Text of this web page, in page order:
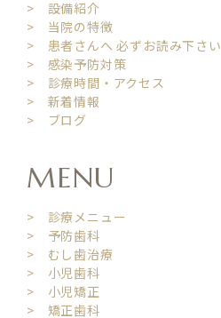
> 設備紹介
> 当院の特徴
> 患者さんへ 必ずお読み下さい
> 感染予防対策
> 診療時間・アクセス
> 新着情報
> ブログ
MENU
> 診療メニュー
> 予防歯科
> むし歯治療
> 小児歯科
> 小児矯正
> 矯正歯科